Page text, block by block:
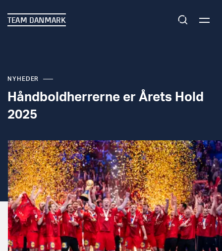
TEAM DANMARK
NYHEDER
Håndboldherrerne er Årets Hold
2025